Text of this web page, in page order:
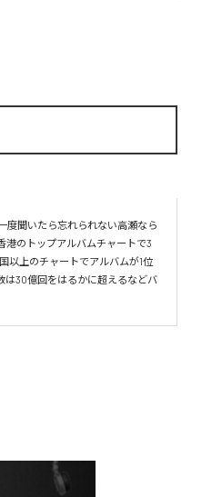
度聞いたら忘れられない高瀬なら
港のトップアルバムチャートで3
以上のチャートでアルバムが1位
は30億回をはるかに超えるなどバ